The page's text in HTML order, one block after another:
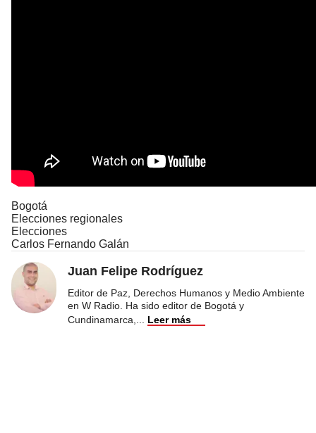
Bogotá
Elecciones regionales
Elecciones
Carlos Fernando Galán
Juan Felipe Rodríguez
Editor de Paz, Derechos Humanos y Medio Ambiente
en W Radio. Ha sido editor de Bogotá y
Cundinamarca,
Leer más